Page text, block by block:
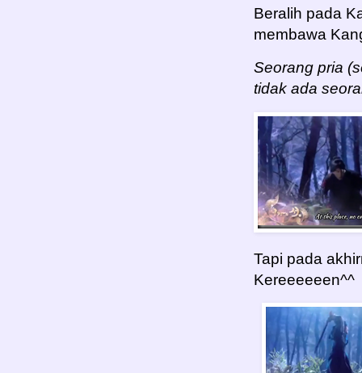
Beralih pada
membawa
Seorang pria
tidak ada
Tapi pada
Kereeeeeen^^